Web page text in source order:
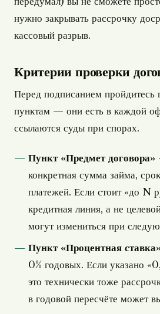
нужно закрывать рассрочку
кассовый разрыв.
Критерии проверки
Перед подписанием пройдитесь
пунктам — они есть в каждой
ссылаются суды при спорах.
Пункт «Предмет договора»
конкретная сумма займа,
платежей. Если стоит «до N
кредитная линия, а не
могут измениться при
Пункт «Процентная
0% годовых. Если указано
это технически тоже
в годовой пересчёте может